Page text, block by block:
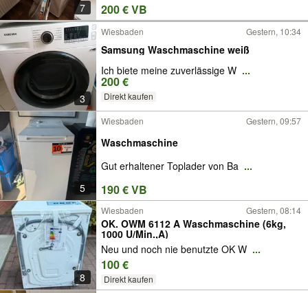
7 200 € VB
3
Wiesbaden Gestern, 10:34
Samsung Waschmaschine weiß
Ich biete meine zuverlässige W ...
200 €
Direkt kaufen
5
Wiesbaden Gestern, 09:57
Waschmaschine
Gut erhaltener Toplader von Ba ...
190 € VB
8
Wiesbaden Gestern, 08:14
OK. OWM 6112 A Waschmaschine (6kg,
1000 U/Min.,A)
Neu und noch nie benutzte OK W ...
100 €
Direkt kaufen